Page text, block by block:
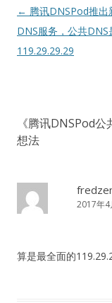
文
章
导
← 腾讯DNSPod推出
DNS服务，公共DNS
119.29.29.29
《腾讯DNSPod公
想法
2017年4
算是最全面的